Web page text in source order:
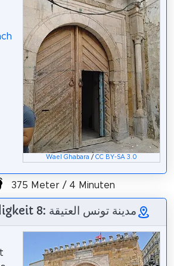
Wael Ghabara /CC BY-SA 3.0
375 Meter / 4 Minuten
Sehenswürdigkeit 8: مدينة تونس العتيقة